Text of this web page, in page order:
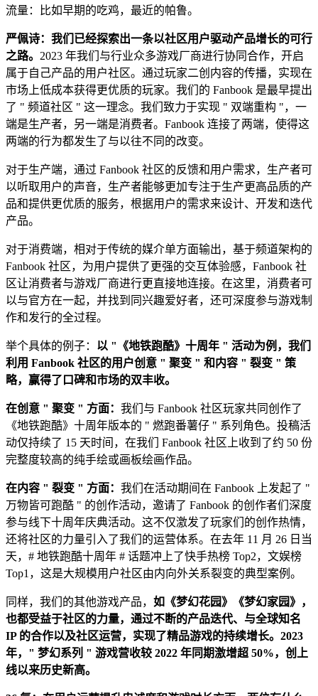
流量：比如早期的吃鸡，最近的帕鲁。
严佩诗：我们已经探索出一条以社区用户驱动产品增长的可行
之路。 2023 年我们与行业众多游戏厂商进行协同合作，开启
属于自己产品的用户社区。通过玩家二创内容的传播，实现在
市场上低成本获得更优质的玩家。我们的 Fanbook 是最早提出
了 " 频道社区 " 这一理念。我们致力于实现 " 双端重构 "，一
端是生产者，另一端是消费者。Fanbook 连接了两端，使得这
两端的行为都发生了与以往不同的改变。
对于生产端，通过 Fanbook 社区的反馈和用户需求，生产者可
以听取用户的声音，生产者能够更加专注于生产更高品质的产
品和提供更优质的服务，根据用户的需求来设计、开发和迭代
产品。
对于消费端，相对于传统的媒介单方面输出，基于频道架构的
Fanbook 社区，为用户提供了更强的交互体验感，Fanbook 社
区让消费者与游戏厂商进行更直接地连接。在这里，消费者可
以与官方在一起，并找到同兴趣爱好者，还可深度参与游戏制
作和发行的全过程。
举个具体的例子： 以 "《地铁跑酷》十周年 " 活动为例，我们
利用 Fanbook 社区的用户创意 " 聚变 " 和内容 " 裂变 " 策
略，赢得了口碑和市场的双丰收。
在创意 " 聚变 " 方面： 我们与 Fanbook 社区玩家共同创作了
《地铁跑酷》十周年版本的 " 燃跑番薯仔 " 系列角色。投稿活
动仅持续了 15 天时间，在我们 Fanbook 社区上收到了约 50 份
完整度较高的纯手绘或画板绘画作品。
在内容 " 裂变 " 方面： 我们在活动期间在 Fanbook 上发起了 "
万物皆可跑酷 " 的创作活动，邀请了 Fanbook 的创作者们深度
参与线下十周年庆典活动。这不仅激发了玩家们的创作热情，
还将社区的力量引入了我们的运营体系。在去年 11 月 26 日当
天，# 地铁跑酷十周年 # 话题冲上了快手热榜 Top2，文娱榜
Top1，这是大规模用户社区由内向外关系裂变的典型案例。
同样，我们的其他游戏产品， 如《梦幻花园》《梦幻家园》，
也都受益于社区的力量，通过不断的产品迭代、与全球知名
IP 的合作以及社区运营，实现了精品游戏的持续增长。2023
年，" 梦幻系列 " 游戏营收较 2022 年同期激增超 50%，创上
线以来历史新高。